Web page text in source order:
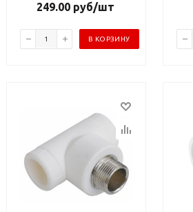
249.00руб/шт
В КОРЗИНУ